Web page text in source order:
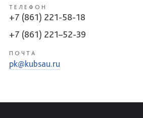
ТЕЛЕФОН
+7 (861) 221-58-18
+7 (861) 221–52-39
ПОЧТА
pk@kubsau.ru